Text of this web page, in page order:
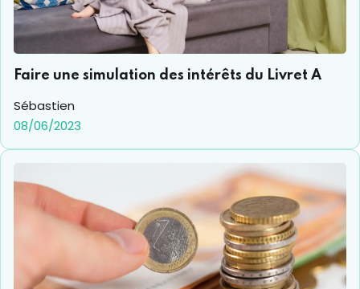
Faire une simulation des intérêts du Livret A
Sébastien
08/06/2023